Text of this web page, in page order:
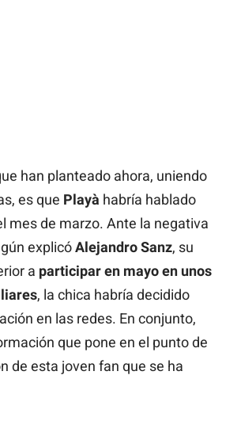
han planteado ahora, uniendo
es que Playà habría hablado
mes de marzo. Ante la negativa
explicóAlejandro Sanz, su
a participar en mayo en unos
, la chica habría decidido
en las redes. En conjunto,
que pone en el punto de
de esta joven fan que se ha